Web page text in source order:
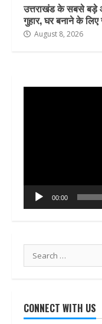
उत्तराखंड के सबसे बड़े
गुहार, घर बनाने के लिए
August 8, 2026
00:00
Search
for:
CONNECT WITH US